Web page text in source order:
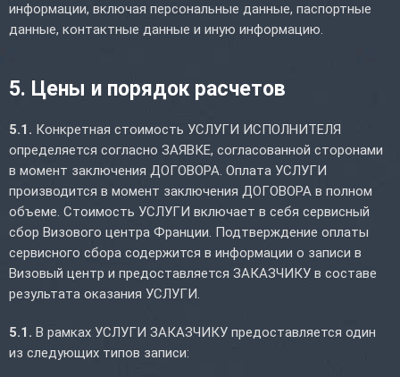
информации, включая персональные данные, паспортные
данные, контактные данные и иную информацию.
5. Цены и порядок расчетов
5.1. Конкретная стоимость УСЛУГИ ИСПОЛНИТЕЛЯ
определяется согласно ЗАЯВКЕ, согласованной сторонами
в момент заключения ДОГОВОРА. Оплата УСЛУГИ
производится в момент заключения ДОГОВОРА в полном
объеме. Стоимость УСЛУГИ включает в себя сервисный
сбор Визового центра Франции. Подтверждение оплаты
сервисного сбора содержится в информации о записи в
Визовый центр и предоставляется ЗАКАЗЧИКУ в составе
результата оказания УСЛУГИ.
5.1. В рамках УСЛУГИ ЗАКАЗЧИКУ предоставляется один
из следующих типов записи: